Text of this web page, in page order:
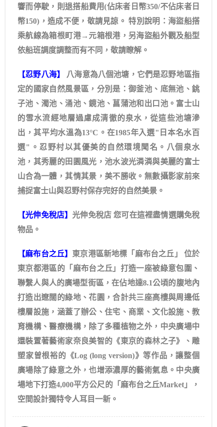
響而停駛，則退搭船費用(佔床者日幣350/不佔床者日
幣150)，造成不便，敬請見諒。 特別說明：海盜船搭
乘航線為箱根町港→元箱根港，另海盜船外觀及船型
依船班調度調整而有不同，敬請瞭解。
【忍野八海】
八海意為八個池塘，它們是忍野地區指
定的國家自然風景區，分別是：御釜池、底無池、銚
子池、濁池、涌池、鏡池、菖蒲池和出口池。富士山
的雪水流經地層過慮成清徹的泉水，從這些池塘滲
出，其平均水溫為13°C。在1985年入選"日本名水百
選"。忍野村以其優美的自然環境聞名。八個泉水
池，其秀麗的田園風光，池水波光潾潾與美麗的富士
山合為一體，其情其景，美不勝收。無數攝影家前來
捕捉富士山與忍野村保存完好的自然美景。
【光伸免稅店】 光伸免稅店 您可在這裡盡情選購免稅
物品。
【麻布台之丘】 東京港區新地標「麻布台之丘」 位於
東京都港區的「麻布台之丘」打造一座被綠意包圍、
聯繫人與人的廣場型街區，在佔地達8.1公頃的腹地內
打造出遼闊的綠地、花園，合計共三座高樓與周邊低
樓層設施，涵蓋了辦公、住宅、商業、文化設施、教
育機構、醫療機構，除了多種植物之外，中央廣場中
還裝置著藝術家奈良美智的《東京的森林之⼦》、雕
塑家曽根裕的《Log (long version)》等作品，讓整個
廣場除了綠意之外，也增添濃厚的藝術氣息。中央廣
場地下打造4,000平方公尺的「麻布台之丘Market」，
空間設計獨特令人耳目一新。